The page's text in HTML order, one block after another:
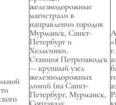
железнодорожные
магистрали в
направлении городов
Мурманск, Санкт-
Петербург и
Хельсинки.
Станция Петрозаводск
— крупный узел
железнодорожных
линий (на Санкт-
Петербург, Мурманск,